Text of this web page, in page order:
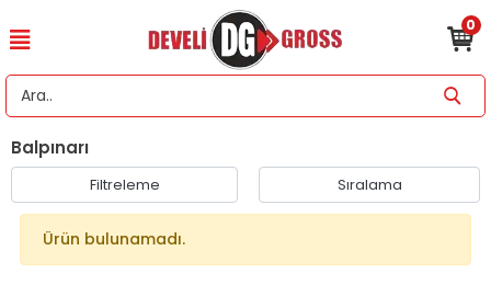
0
Balpınarı
Filtreleme Sıralama
Ürün bulunamadı.